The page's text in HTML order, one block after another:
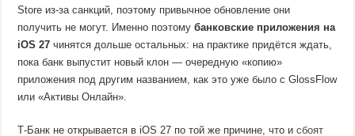
Store из-за санкций, поэтому привычное обновление они
получить не могут. Именно поэтомубанковские приложения на
iOS 27 чинятся дольше остальных: на практике придётся ждать,
пока банк выпустит новый клон — очередную «копию»
приложения под другим названием, как это уже было с GlossFlow
или «Активы Онлайн».
Т-Банк не открывается в iOS 27 по той же причине, что исбоят